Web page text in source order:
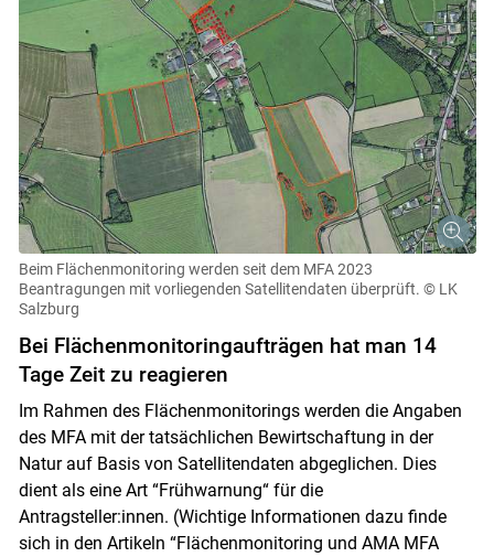
Beim Flächenmonitoring werden seit dem MFA 2023
Beantragungen mit vorliegenden Satellitendaten überprüft. © LK
Salzburg
Bei Flächenmonitoringaufträgen hat man 14
Tage Zeit zu reagieren
Im Rahmen des Flächenmonitorings werden die Angaben
des MFA mit der tatsächlichen Bewirtschaftung in der
Natur auf Basis von Satellitendaten abgeglichen. Dies
dient als eine Art “Frühwarnung“ für die
Antragsteller:innen. (Wichtige Informationen dazu finde
sich in den Artikeln “Flächenmonitoring und AMA MFA